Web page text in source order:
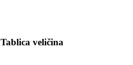
Tablica veličina